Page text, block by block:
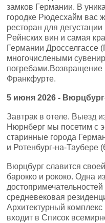
замков Германии. В
городке Рюдесхайм вас
ресторан для
Pейнских вин и самая
Германии Дросселгассе
многочислеными
Франкфурте.
5 июня2026 -
Завтрак в отеле. Выезд
Нюрнберг мы посетим с
старинные города
и Ротенбург-на-Таубере
Вюрцбург славится
барокко и рококо. Одна
средневековая
Архитектурный
входит в Список